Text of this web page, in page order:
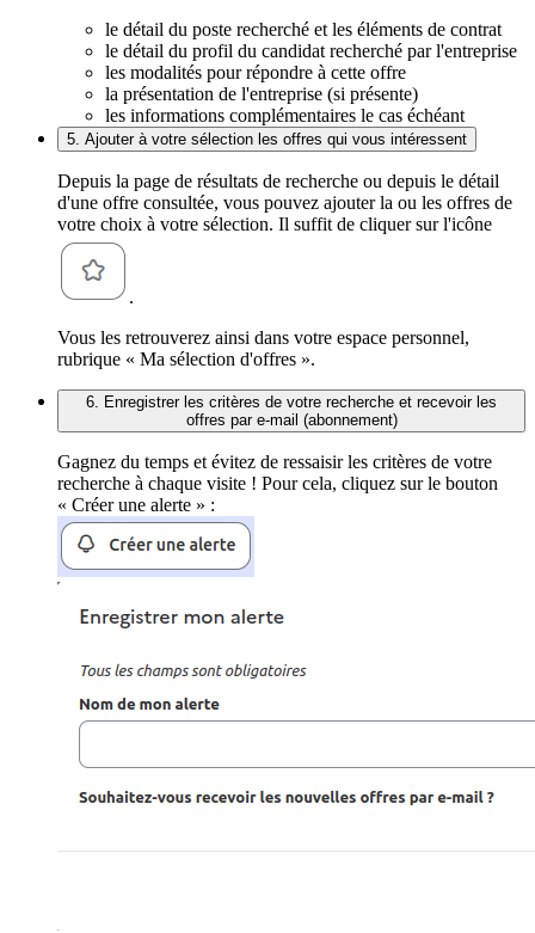
le détail du poste recherché et les éléments de contrat
le détail du profil du candidat recherché par l'entreprise
les modalités pour répondre à cette offre
la présentation de l'entreprise (si présente)
les informations complémentaires le cas échéant
5. Ajouter à votre sélection les offres qui vous intéressent
Depuis la page de résultats de recherche ou depuis le détail
d'une offre consultée, vous pouvez ajouter la ou les offres de
votre choix à votre sélection. Il suffit de cliquer sur l'icône
.
Vous les retrouverez ainsi dans votre espace personnel,
rubrique « Ma sélection d'offres ».
6. Enregistrer les critères de votre recherche et recevoir les
offres par e-mail (abonnement)
Gagnez du temps et évitez de ressaisir les critères de votre
recherche à chaque visite ! Pour cela, cliquez sur le bouton
« Créer une alerte » :